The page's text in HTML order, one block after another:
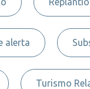
alerta
Turismo